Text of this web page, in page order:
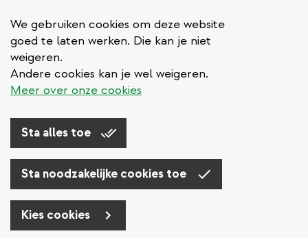
We gebruiken cookies om deze website
goed te laten werken. Die kan je niet
weigeren.
Andere cookies kan je wel weigeren.
Meer over onze cookies
Sta alles toe
Sta noodzakelijke cookies toe
Kies cookies